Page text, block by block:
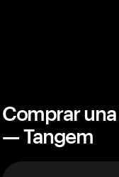
Comprar
— Tangem